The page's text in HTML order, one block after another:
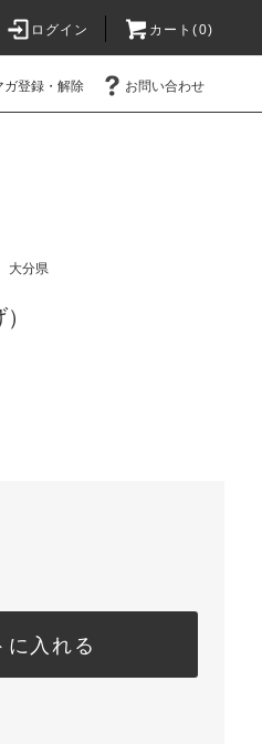
ログイン カート(0)
ガ登録・解除 お問い合わせ
大分県
に入れる